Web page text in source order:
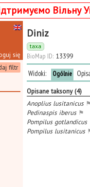
Вільну
się
filtr
Diniz
taxa
BioMap ID: 13399
Widoki: Ogólnie
Opisane taksony (4)
Anoplius lusitanicus
Pedinaspis iberus ⚑
Pompilus gotlandicus
Pompilus lusitanicus